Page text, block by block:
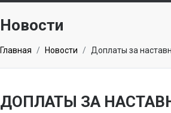
ПОДПИСКА ОНЛАЙН
Новости
Главная Новости Доплаты за
ДОПЛАТЫ ЗА